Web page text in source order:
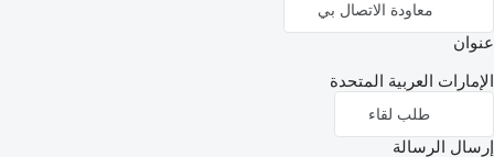
معاودة الاتصال بي
عنوان
الإمارات العربية المتحدة
طلب لقاء
إرسال الرسالة